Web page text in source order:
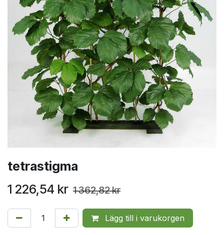
tetrastigma
1 226,54 kr 1 362,82kr
Lägg till i varukorgen